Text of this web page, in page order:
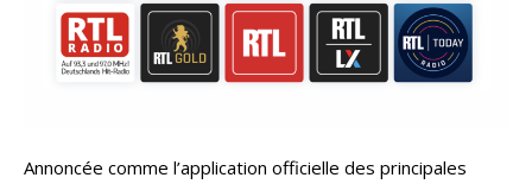
Annoncée comme l’application officielle des principales